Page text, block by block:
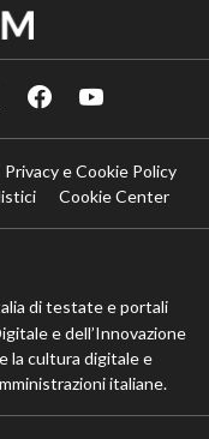
Privacy e Cookie Policy
Cookie Center
di testate e portali
e dell’Innovazione
la cultura digitale e
italiane.